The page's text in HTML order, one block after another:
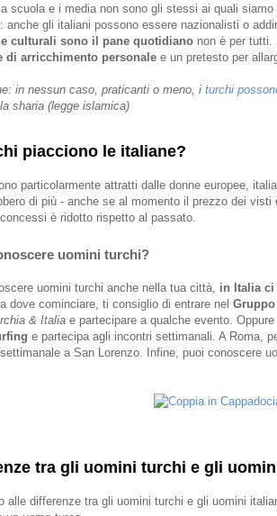
scuola e i media non sono gli stessi ai quali
anche gli italiani possono essere nazionalisti o
culturali sono il pane quotidiano non è per tutti.
di arricchimento personale e un pretesto per
in nessun caso, praticanti o meno, i turchi
sharia (legge islamica)
piacciono le italiane?
particolarmente attratti dalle donne europee,
di più - anche se al momento il prezzo dei
è ridotto rispetto al passato.
uomini turchi?
uomini turchi anche nella tua città, in Italia ci
dove cominciare, ti consiglio di entrare nel
& Italia e partecipare a qualche evento.
e partecipa agli incontri settimanali. A Roma,
a San Lorenzo. Infine, puoi conoscere
tra gli uomini turchi e gli
alle differenze tra gli uomini turchi e gli uomini